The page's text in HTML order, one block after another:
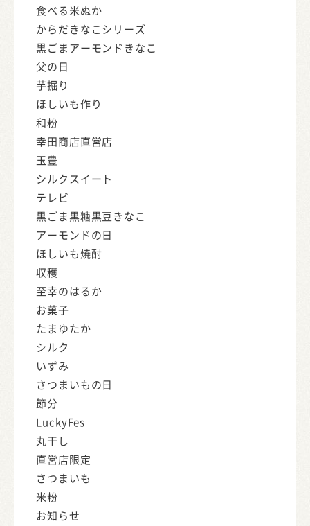
食べる米ぬか
からだきなこシリーズ
黒ごまアーモンドきなこ
父の日
芋掘り
ほしいも作り
和粉
幸田商店直営店
玉豊
シルクスイート
テレビ
黒ごま黒糖黒豆きなこ
アーモンドの日
ほしいも焼酎
収穫
至幸のはるか
お菓子
たまゆたか
シルク
いずみ
さつまいもの日
節分
LuckyFes
丸干し
直営店限定
さつまいも
米粉
お知らせ